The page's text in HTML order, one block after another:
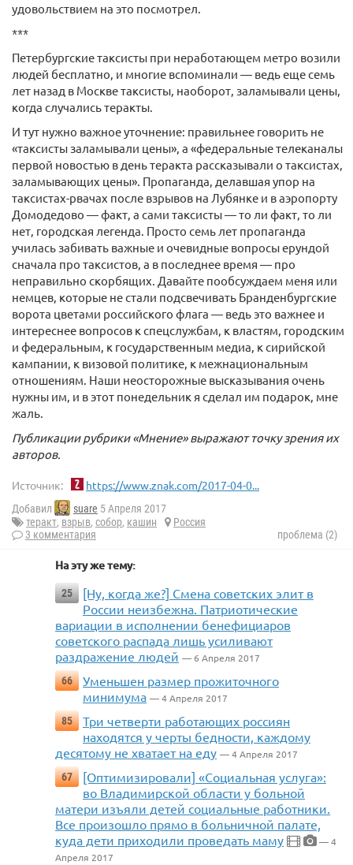
удовольствием на это посмотрел.
***
Петербургские таксисты при неработающем метро возили
людей бесплатно, и многие вспоминали — ведь еще семь
лет назад в Москве таксисты, наоборот, заламывали цены,
когда случались теракты.
И тут нужно важное уточнение: правильнее говорить не
«таксисты заламывали цены», а «федеральные телеканалы
первой новостью в день теракта рассказывали о таксистах,
заламывающих цены». Пропаганда, делавшая упор на
таксистах-рвачах после взрывов на Лубянке и в аэропорту
Домодедово — факт, а сами таксисты — то ли факт, то ли
нет, городская легенда. Просто семь лет пропаганда
училась забивать важные и очевидные вопросы ерундой
сначала про таксистов, а в последнее время — про
неправильно скорбящих. Давайте пообсуждаем меня или
немцев, которые не стали подсвечивать Бранденбургские
ворота цветами российского флага — ведь это важнее и
интереснее вопросов к спецслужбам, к властям, городским
и федеральным, к государственным медиа, к сирийской
кампании, к визовой политике, к межнациональным
отношениям. Наши неосторожные высказывания очень
нужны им, и в этот понедельник я сделал им подарок, мне
жаль.
Публикации рубрики «Мнение» выражают точку зрения их
авторов.
Источник: https://www.znak.com/2017-04-0...
Добавил suare 5 Апреля 2017
теракт, взрыв, собор, кашин
Россия
3 комментария
проблема (2)
На эту же тему:
25
[Ну, когда же?] Смена советских элит в
России неизбежна. Патриотические
вариации в исполнении бенефициаров
советского распада лишь усиливают
раздражение людей — 6 Апреля 2017
66
Уменьшен размер прожиточного
минимума — 4 Апреля 2017
85
Три четверти работающих россиян
находятся у черты бедности, каждому
десятому не хватает на еду — 4 Апреля 2017
67
[Оптимизировали] «Социальная услуга»:
во Владимирской области у больной
матери изъяли детей социальные работники.
Все произошло прямо в больничной палате,
куда дети приходили проведать маму
— 4
Апреля 2017